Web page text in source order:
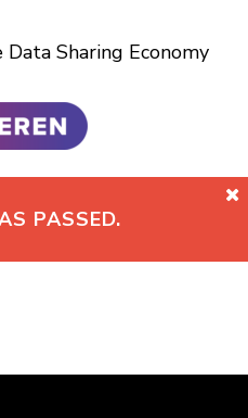
Data Sharing Economy
PASSED.